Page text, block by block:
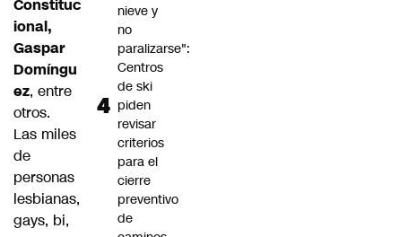
Constituc
ional,
Gaspar
Domíngu
ez, entre
otros.
Las miles
de
personas
lesbianas,
gays, bi,
nieve y
no
paralizarse":
Centros
de ski
piden
revisar
criterios
para el
cierre
preventivo
de